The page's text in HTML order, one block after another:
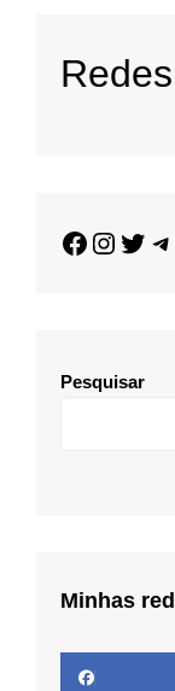
Pesquisar
Minhas